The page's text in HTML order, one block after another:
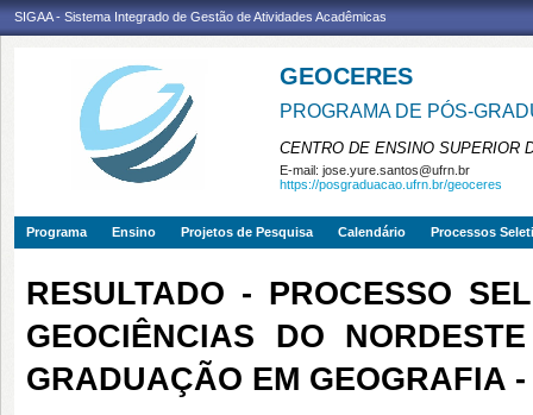
SIGAA - Sistema Integrado de Gestão de Atividades Acadêmicas
GEOCERES
PROGRAMA DE PÓS-
CENTRO DE ENSINO SUPERIOR
E-mail: jose.yure.santos@ufrn.br
https://posgraduacao.ufrn.br/geoceres
Programa Ensino Projetos de Pesquisa Calendário Processos
RESULTADO - PROCESSO
GEOCIÊNCIAS DO
GRADUAÇÃO EM GEOGRAFIA